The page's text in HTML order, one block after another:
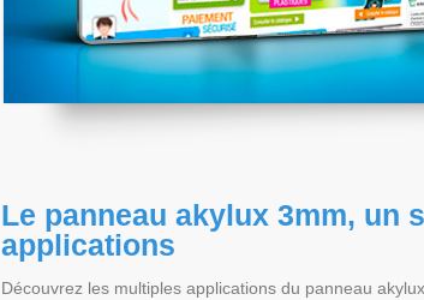
Le panneau akylux 3mm, un
applications
Découvrez les multiples applications du panneau